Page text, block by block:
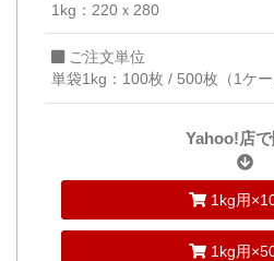
1kg：220ｘ280
ご注文単位
単袋1kg：100枚 / 500枚（1ケー
Yahoo!店で
1kg用
1kg用